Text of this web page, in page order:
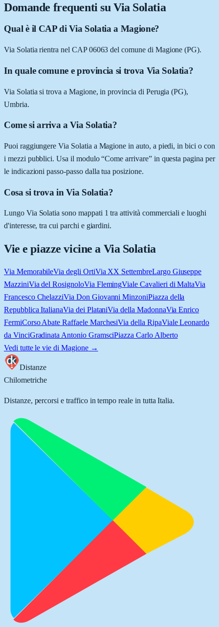
Domande frequenti su Via Solatia
Qual è il CAP di Via Solatia a Magione?
Via Solatia rientra nel CAP 06063 del comune di Magione (PG).
In quale comune e provincia si trova Via Solatia?
Via Solatia si trova a Magione, in provincia di Perugia (PG),
Umbria.
Come si arriva a Via Solatia?
Puoi raggiungere Via Solatia a Magione in auto, a piedi, in bici o con
i mezzi pubblici. Usa il modulo “Come arrivare” in questa pagina per
le indicazioni passo-passo dalla tua posizione.
Cosa si trova in Via Solatia?
Lungo Via Solatia sono mappati 1 tra attività commerciali e luoghi
d'interesse, tra cui parchi e giardini.
Vie e piazze vicine a Via Solatia
Via MemorabileVia degli OrtiVia XX SettembreLargo Giuseppe
MazziniVia del RosignoloVia FlemingViale Cavalieri di MaltaVia
Francesco ChelazziVia Don Giovanni MinzoniPiazza della
Repubblica ItalianaVia dei PlataniVia della MadonnaVia Enrico
FermiCorso Abate Raffaele MarchesiVia della RipaViale Leonardo
da VinciGradinata Antonio GramsciPiazza Carlo Alberto
Vedi tutte le vie di Magione→
Distanze
Chilometriche
Distanze, percorsi e traffico in tempo reale in tutta Italia.